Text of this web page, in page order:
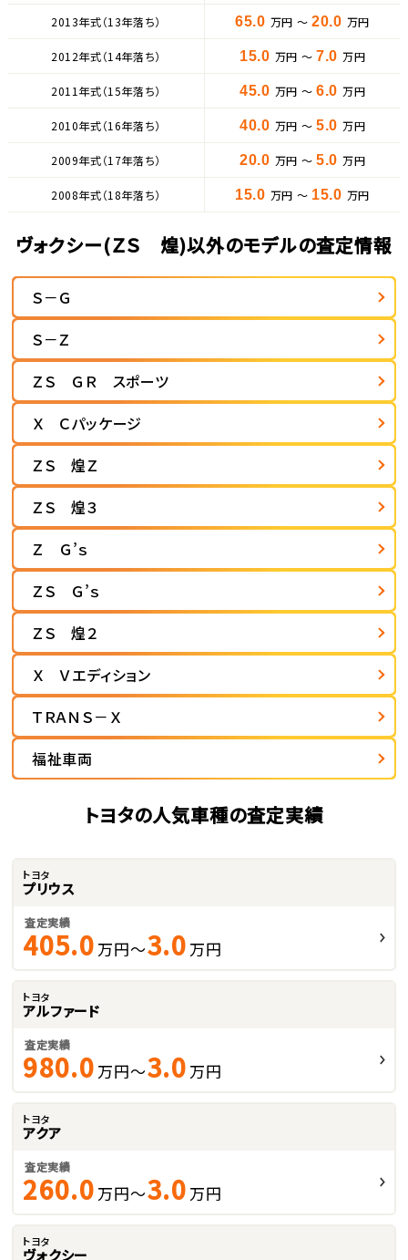
2013年式（13年落ち） 65.0 万円 ～ 20.0 万円
2012年式（14年落ち） 15.0 万円 ～ 7.0 万円
2011年式（15年落ち） 45.0 万円 ～ 6.0 万円
2010年式（16年落ち） 40.0 万円 ～ 5.0 万円
2009年式（17年落ち） 20.0 万円 ～ 5.0 万円
2008年式（18年落ち） 15.0 万円 ～ 15.0 万円
ヴォクシー(ＺＳ 煌)以外のモデルの査定情報
Ｓ－Ｇ
Ｓ－Ｚ
ＺＳ ＧＲ スポーツ
Ｘ Ｃパッケージ
ＺＳ 煌Ｚ
ＺＳ 煌３
Ｚ Ｇ’ｓ
ＺＳ Ｇ’ｓ
ＺＳ 煌２
Ｘ Ｖエディション
ＴＲＡＮＳ－Ｘ
福祉車両
トヨタの人気車種の査定実績
トヨタ
プリウス
査定実績
405.0 万円～3.0 万円
トヨタ
アルファード
査定実績
980.0 万円～3.0 万円
トヨタ
アクア
査定実績
260.0 万円～3.0 万円
トヨタ
ヴォクシー